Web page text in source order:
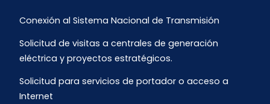
Conexión al Sistema Nacional de Transmisión
Solicitud de visitas a centrales de generación
eléctrica y proyectos estratégicos.
Solicitud para servicios de portador o acceso a
Internet